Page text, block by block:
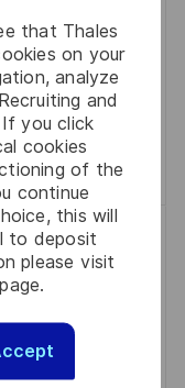
that Thales
on your
analyze
and
you click
cookies
of the
continue
this will
to deposit
please visit
page.
Si
gestion de
serions ravis
R0308593